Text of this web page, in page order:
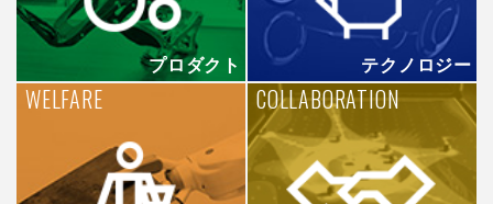
プロダクト テクノロジー
WELFARE COLLABORATION